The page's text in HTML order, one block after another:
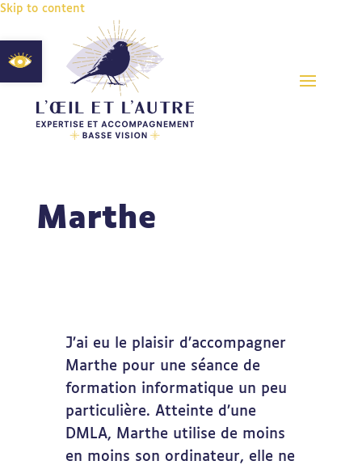
Skip to content
Ouvrir la barre d’outils
Marthe
J’ai eu le plaisir d’accompagner
Marthe pour une séance de
formation informatique un peu
particulière. Atteinte d’une
DMLA, Marthe utilise de moins
en moins son ordinateur, elle ne